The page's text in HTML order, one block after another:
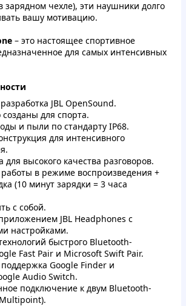
зарядном чехле), эти наушники долго
вашу мотивацию.
– это настоящее спортивное
для самых интенсивных
JBL OpenSound.
для спорта.
и пыли по стандарту IP68.
для интенсивного
высокого качества разговоров.
в режиме воспроизведения +
(10 минут зарядки = 3 часа
с собой.
JBL Headphones с
настройками.
быстрого Bluetooth-
Fast Pair и Microsoft Swift Pair.
Google Finder и
Audio Switch.
подключение к двум Bluetooth-